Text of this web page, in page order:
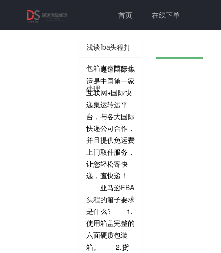
首页 在线下单
联系我们
个人中心
切换为老
版本
浅谈fba头程打
包箱有空隙怎么
处理
递速国际集
运是中国第一家
互联网+国际快
递集运转运平
台，与各大国际
快递公司合作，
并且提供免运费
上门取件服务，
让您轻松寄快
递，查快递！
亚马逊FBA
头程的箱子要求
是什么? 1.
使用箱盖完整的
六面硬质包装
箱。 2.货